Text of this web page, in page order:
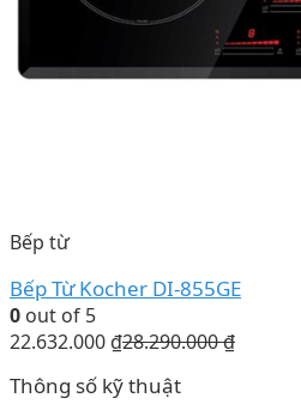
Bếp từ
Bếp Từ Kocher DI-855GE
0 out of 5
22.632.000 ₫28.290.000₫
Thông số kỹ thuật